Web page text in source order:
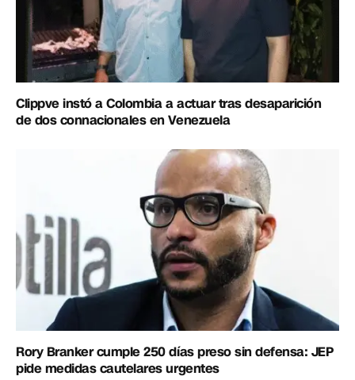
Clippve instó a Colombia a actuar tras desaparición
de dos connacionales en Venezuela
Rory Branker cumple 250 días preso sin defensa: JEP
pide medidas cautelares urgentes